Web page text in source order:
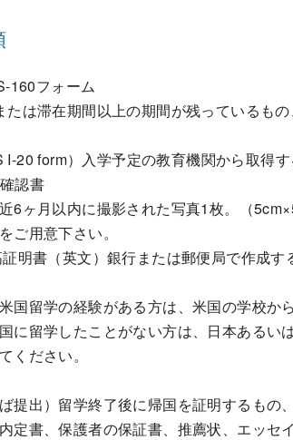
160フォーム
たは滞在期間以上の期間が残っているも
20 form）入学予定の教育機関から取得す
認書
6ヶ月以内に撮影された写真1枚。（
ご用意下さい。
明書（英文）銀行または郵便局で作成
国留学の経験がある方は、米国の学校か
に留学したことがない方は、日本あるい
ください。
提出）留学終了後に帰国を証明するもの
定書、保護者の保証書、推薦状、エッセイ